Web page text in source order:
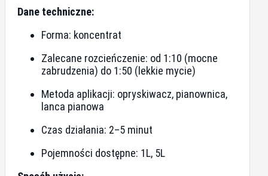
Dane techniczne:
Forma: koncentrat
Zalecane rozcieńczenie: od 1:10 (mocne
zabrudzenia) do 1:50 (lekkie mycie)
Metoda aplikacji: opryskiwacz, pianownica,
lanca pianowa
Czas działania: 2–5 minut
Pojemności dostępne: 1L, 5L